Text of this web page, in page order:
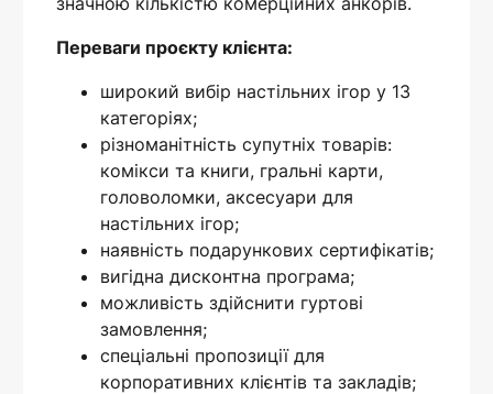
Переваги проєкту клієнта:
широкий вибір настільних ігор у 13
категоріях;
різноманітність супутніх товарів:
комікси та книги, гральні карти,
головоломки, аксесуари для
настільних ігор;
наявність подарункових сертифікатів;
вигідна дисконтна програма;
можливість здійснити гуртові
замовлення;
спеціальні пропозиції для
корпоративних клієнтів та закладів;